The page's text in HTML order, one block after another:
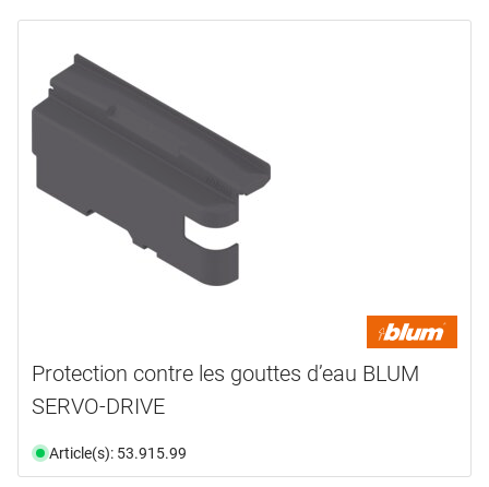
Protection contre les gouttes d’eau BLUM
SERVO-DRIVE
Article(s): 53.915.99